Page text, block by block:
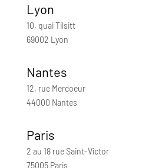
Lyon
10, quai Tilsitt
69002 Lyon
Nantes
12, rue Mercoeur
44000 Nantes
Paris
2 au 18 rue Saint-Victor
75005 Paris